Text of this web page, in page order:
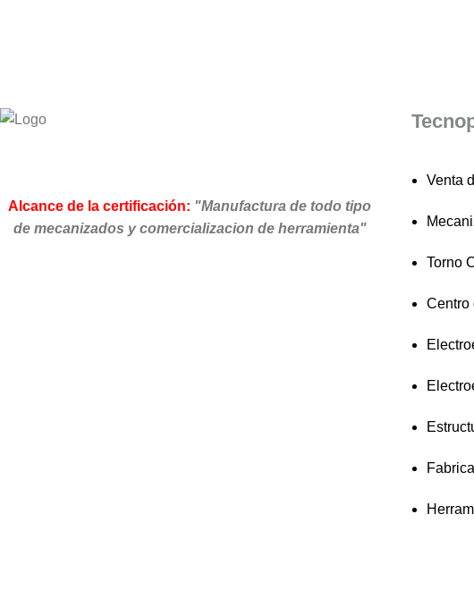
Alcance de la certificación: "Manufactura de todo tipo
de mecanizados y comercializacion de herramienta"
Venta
Torno
Centro